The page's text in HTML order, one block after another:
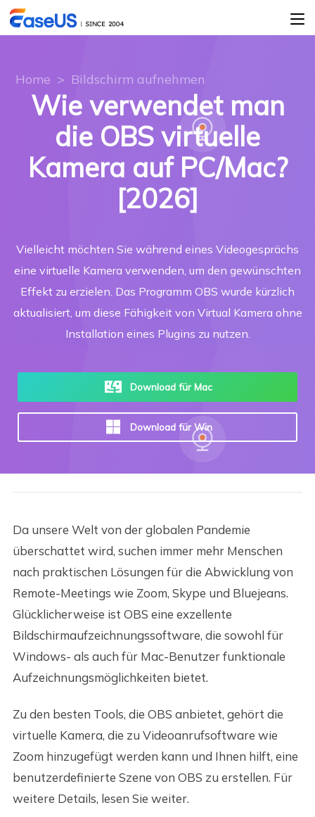
Home > Bildschirm aufnehmen
Wie verwendet man
die OBS virtuelle
Kamera auf PC/Mac?
[2026]
Vielleicht möchten Sie während eines Videogesprächs
eine virtuelle Kamera verwenden, um den gewünschten
Effekt zu erzielen. Das Programm OBS wurde kürzlich
aktualisiert, um diese Fähigkeit von Virtual Kamera ohne
Installation eines Plugins zu nutzen.
Download für Mac
Download für Win
Da unsere Welt von der globalen Pandemie
überschattet wird, suchen immer mehr Menschen
nach praktischen Lösungen für die Abwicklung von
Remote-Meetings wie Zoom, Skype und Bluejeans.
Glücklicherweise ist OBS eine exzellente
Bildschirmaufzeichnungssoftware, die sowohl für
Windows- als auch für Mac-Benutzer funktionale
Aufzeichnungsmöglichkeiten bietet.
Zu den besten Tools, die OBS anbietet, gehört die
virtuelle Kamera, die zu Videoanrufsoftware wie
Zoom hinzugefügt werden kann und Ihnen hilft, eine
benutzerdefinierte Szene von OBS zu erstellen. Für
weitere Details, lesen Sie weiter.